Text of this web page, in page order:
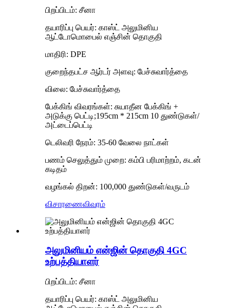
பிறப்பிடம்: சீனா
தயாரிப்பு பெயர்: காஸ்ட் அலுமினிய
ஆட்டோமொபைல் எஞ்சின் தொகுதி
மாதிரி: DPE
குறைந்தபட்ச ஆர்டர் அளவு: பேச்சுவார்த்தை
விலை: பேச்சுவார்த்தை
பேக்கிங் விவரங்கள்: சுயாதீன பேக்கிங் +
அடுக்கு பெட்டி;195cm * 215cm 10 துண்டுகள்/
அட்டைப்பெட்டி
டெலிவரி நேரம்: 35-60 வேலை நாட்கள்
பணம் செலுத்தும் முறை: கம்பி பரிமாற்றம், கடன்
கடிதம்
வழங்கல் திறன்: 100,000 துண்டுகள்/வருடம்
விசாரணைவிவரம்
அலுமினியம் என்ஜின் தொகுதி 4GC
உற்பத்தியாளர்
பிறப்பிடம்: சீனா
தயாரிப்பு பெயர்: காஸ்ட் அலுமினிய